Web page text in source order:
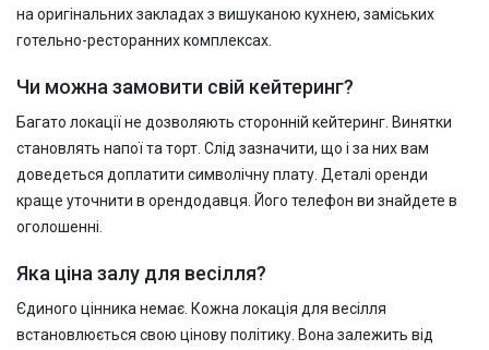
на оригінальних закладах з вишуканою кухнею, заміських
готельно-ресторанних комплексах.
Чи можна замовити свій кейтеринг?
Багато локації не дозволяють сторонній кейтеринг. Винятки
становлять напої та торт. Слід зазначити, що і за них вам
доведеться доплатити символічну плату. Деталі оренди
краще уточнити в орендодавця. Його телефон ви знайдете в
оголошенні.
Яка ціна залу для весілля?
Єдиного цінника немає. Кожна локація для весілля
встановлюється свою цінову політику. Вона залежить від